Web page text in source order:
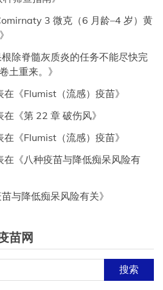
3 微克（6 月龄–4 岁）黄
》
除脊髓灰质炎的任务不能尽快完
土重来。 》
在《Flumist（流感）疫苗》
在《第 22 章 破伤风》
在《Flumist（流感）疫苗》
在《八种疫苗与降低痴呆风险有
苗与降低痴呆风险有关》
苗网